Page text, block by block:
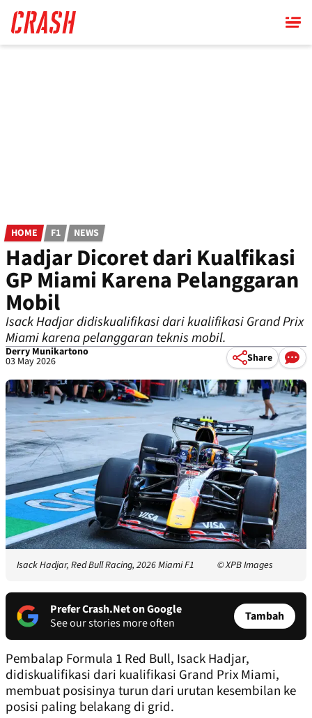
main
content
HOME F1 NEWS
Hadjar Dicoret dari Kualfikasi
GP Miami Karena Pelanggaran
Mobil
Isack Hadjar didiskualifikasi dari kualifikasi Grand Prix
Miami karena pelanggaran teknis mobil.
Derry Munikartono
03 May 2026 Share
Isack Hadjar, Red Bull Racing, 2026 Miami F1 © XPB Images
Prefer Crash.Net on Google
See our stories more often
Tambah
Pembalap Formula 1 Red Bull, Isack Hadjar,
didiskualifikasi dari kualifikasi Grand Prix Miami,
membuat posisinya turun dari urutan kesembilan ke
posisi paling belakang di grid.